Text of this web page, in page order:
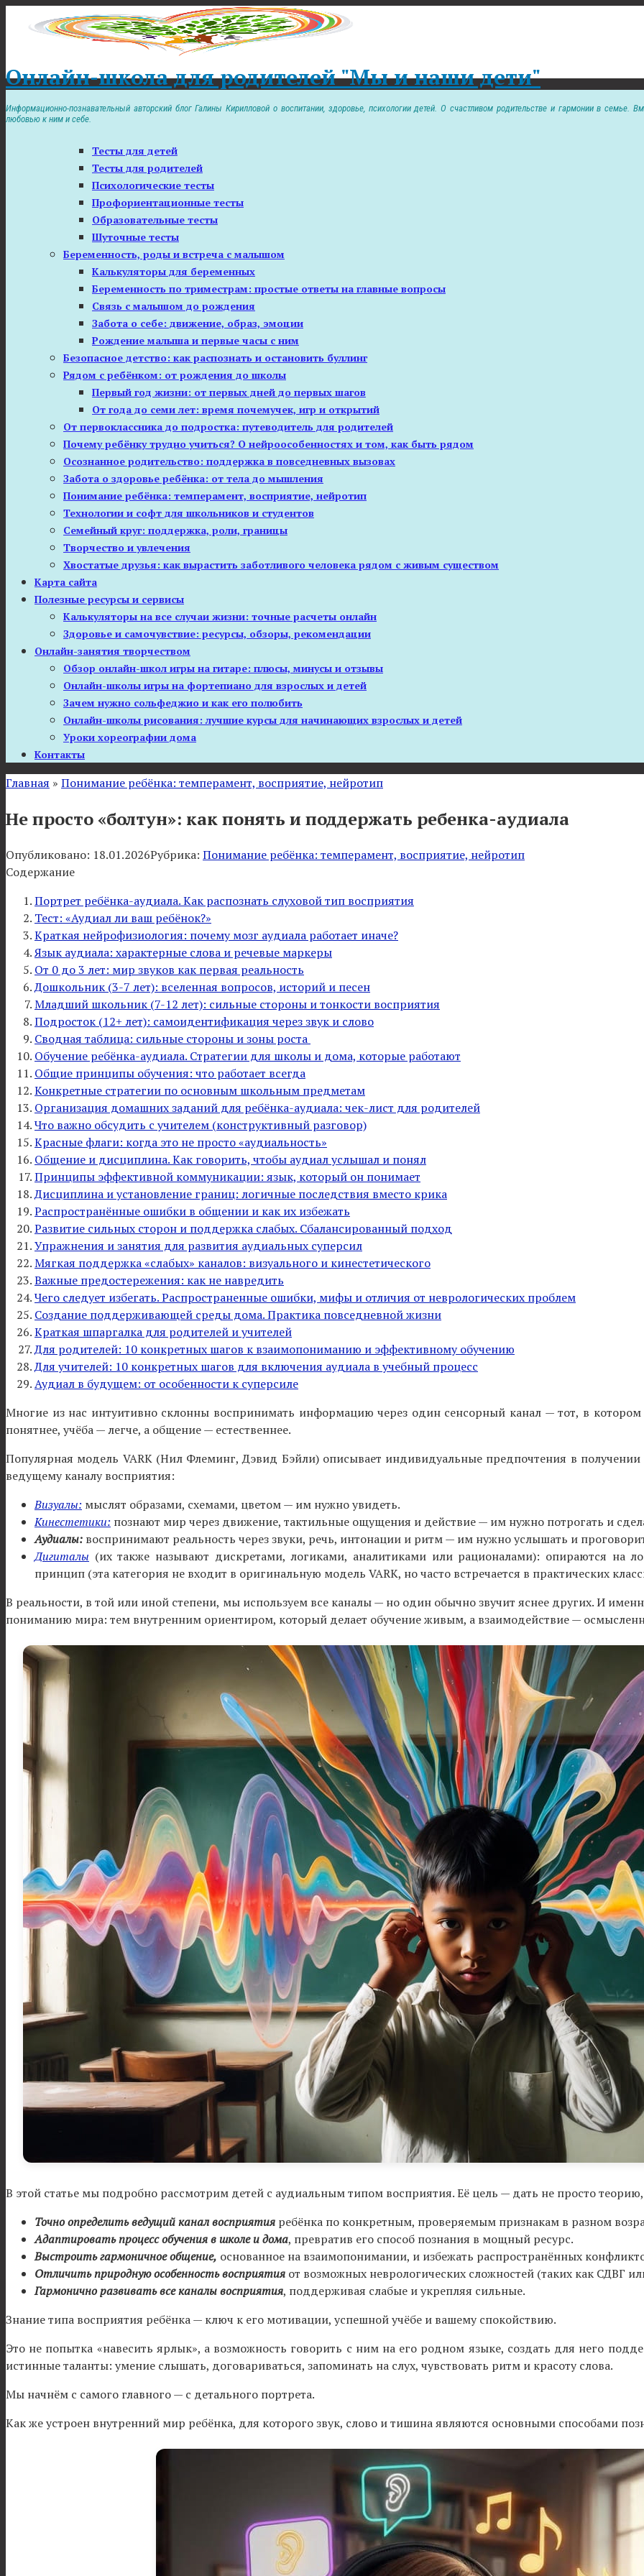
Онлайн-школа для родителей "Мы и наши дети"
Информационно-познавательный авторский блог Галины Кирилловой о воспитании, здоровье, психологии детей. О счастливом родительстве и гармонии в семье.
любовью к ним и себе.
Тесты для детей
Тесты для родителей
Психологические тесты
Профориентационные тесты
Образовательные тесты
Шуточные тесты
Беременность, роды и встреча с малышом
Калькуляторы для беременных
Беременность по триместрам: простые ответы на главные вопросы
Связь с малышом до рождения
Забота о себе: движение, образ, эмоции
Рождение малыша и первые часы с ним
Безопасное детство: как распознать и остановить буллинг
Рядом с ребёнком: от рождения до школы
Первый год жизни: от первых дней до первых шагов
От года до семи лет: время почемучек, игр и открытий
От первоклассника до подростка: путеводитель для родителей
Почему ребёнку трудно учиться? О нейроособенностях и том, как быть рядом
Осознанное родительство: поддержка в повседневных вызовах
Забота о здоровье ребёнка: от тела до мышления
Понимание ребёнка: темперамент, восприятие, нейротип
Технологии и софт для школьников и студентов
Семейный круг: поддержка, роли, границы
Творчество и увлечения
Хвостатые друзья: как вырастить заботливого человека рядом с живым существом
Карта сайта
Полезные ресурсы и сервисы
Калькуляторы на все случаи жизни: точные расчеты онлайн
Здоровье и самочувствие: ресурсы, обзоры, рекомендации
Онлайн-занятия творчеством
Обзор онлайн-школ игры на гитаре: плюсы, минусы и отзывы
Онлайн-школы игры на фортепиано для взрослых и детей
Зачем нужно сольфеджио и как его полюбить
Онлайн-школы рисования: лучшие курсы для начинающих взрослых и детей
Уроки хореографии дома
Контакты
Главная » Понимание ребёнка: темперамент, восприятие, нейротип
Не просто «болтун»: как понять и поддержать ребенка-аудиала
Опубликовано: 18.01.2026Рубрика: Понимание ребёнка: темперамент, восприятие, нейротип
Содержание
Портрет ребёнка-аудиала. Как распознать слуховой тип восприятия
Тест: «Аудиал ли ваш ребёнок?»
Краткая нейрофизиология: почему мозг аудиала работает иначе?
Язык аудиала: характерные слова и речевые маркеры
От 0 до 3 лет: мир звуков как первая реальность
Дошкольник (3-7 лет): вселенная вопросов, историй и песен
Младший школьник (7-12 лет): сильные стороны и тонкости восприятия
Подросток (12+ лет): самоидентификация через звук и слово
Сводная таблица: сильные стороны и зоны роста
Обучение ребёнка-аудиала. Стратегии для школы и дома, которые работают
Общие принципы обучения: что работает всегда
Конкретные стратегии по основным школьным предметам
Организация домашних заданий для ребёнка-аудиала: чек-лист для родителей
Что важно обсудить с учителем (конструктивный разговор)
Красные флаги: когда это не просто «аудиальность»
Общение и дисциплина. Как говорить, чтобы аудиал услышал и понял
Принципы эффективной коммуникации: язык, который он понимает
Дисциплина и установление границ: логичные последствия вместо крика
Распространённые ошибки в общении и как их избежать
Развитие сильных сторон и поддержка слабых. Сбалансированный подход
Упражнения и занятия для развития аудиальных суперсил
Мягкая поддержка «слабых» каналов: визуального и кинестетического
Важные предостережения: как не навредить
Чего следует избегать. Распространенные ошибки, мифы и отличия от неврологических проблем
Создание поддерживающей среды дома. Практика повседневной жизни
Краткая шпаргалка для родителей и учителей
Для родителей: 10 конкретных шагов к взаимопониманию и эффективному обучению
Для учителей: 10 конкретных шагов для включения аудиала в учебный процесс
Аудиал в будущем: от особенности к суперсиле
Многие из нас интуитивно склонны воспринимать информацию через один сенсорный канал — тот, в
понятнее, учёба — легче, а общение — естественнее.
Популярная модель VARK (Нил Флеминг, Дэвид Бэйли) описывает индивидуальные предпочтения в
ведущему каналу восприятия:
Визуалы: мыслят образами, схемами, цветом — им нужно увидеть.
Кинестетики: познают мир через движение, тактильные ощущения и действие — им нужно потрогать и
Аудиалы: воспринимают реальность через звуки, речь, интонации и ритм — им нужно услышать и
Дигиталы (их также называют дискретами, логиками, аналитиками или рационалами): опираются на
принцип (эта категория не входит в оригинальную модель VARK, но часто встречается в практических
В реальности, в той или иной степени, мы используем все каналы — но один обычно звучит яснее других. И
пониманию мира: тем внутренним ориентиром, который делает обучение живым, а взаимодействие —
В этой статье мы подробно рассмотрим детей с аудиальным типом восприятия. Её цель — дать не просто
Точно определить ведущий канал восприятия ребёнка по конкретным, проверяемым признакам в разном
Адаптировать процесс обучения в школе и дома, превратив его способ познания в мощный ресурс.
Выстроить гармоничное общение, основанное на взаимопонимании, и избежать распространённых
Отличить природную особенность восприятия от возможных неврологических сложностей (таких как СДВГ
Гармонично развивать все каналы восприятия, поддерживая слабые и укрепляя сильные.
Знание типа восприятия ребёнка — ключ к его мотивации, успешной учёбе и вашему спокойствию.
Это не попытка «навесить ярлык», а возможность говорить с ним на его родном языке, создать для него
истинные таланты: умение слышать, договариваться, запоминать на слух, чувствовать ритм и красоту слова.
Мы начнём с самого главного — с детального портрета.
Как же устроен внутренний мир ребёнка, для которого звук, слово и тишина являются основными способами